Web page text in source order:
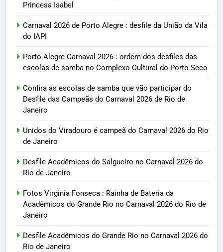
Princesa Isabel
Carnaval 2026 de Porto Alegre : desfile da União da Vila
do IAPI
Porto Alegre Carnaval 2026 : ordem dos desfiles das
escolas de samba no Complexo Cultural do Porto Seco
Confira as escolas de samba que vão participar do
Desfile das Campeãs do Carnaval 2026 de Rio de
Janeiro
Unidos do Viradouro é campeã do Carnaval 2026 do Rio
de Janeiro
Desfile Acadêmicos do Salgueiro no Carnaval 2026 do
Rio de Janeiro
Fotos Virginia Fonseca : Rainha de Bateria da
Acadêmicos do Grande Rio no Carnaval 2026 do Rio de
Janeiro
Desfile Acadêmicos do Grande Rio no Carnaval 2026 do
Rio de Janeiro